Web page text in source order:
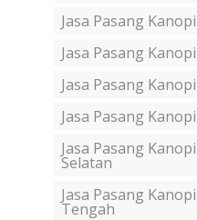
Jasa Pasang
Jasa Pasang
Jasa Pasang
Jasa Pasang
Jasa Pasang
Selatan
Jasa Pasang
Tengah